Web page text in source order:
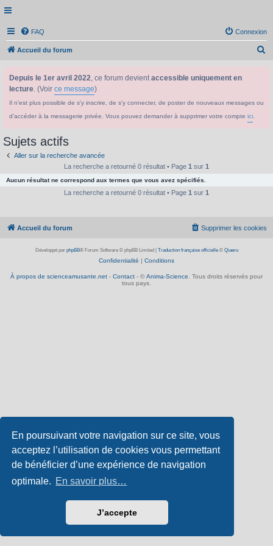
En poursuivant votre navigation sur ce site, vous
acceptez l’utilisation de cookies vous permettant
de bénéficier d’une expérience de navigation
optimale. En savoir plus…
J’accepte
FAQ Connexion
Accueil du forum
Depuis le 1er avril 2022, ce forum devientaccessible uniquement en
lecture. (Voir ce message)
Il n'est plus possible de s'y inscrire, de s'y connecter, de poster de nouveaux messages ou
d'accéder à la messagerie privée. Vous pouvez demander à supprimer votre compte ici
Sujets actifs
Aller sur la recherche avancée
La recherche a retourné 0 résultat • Page 1 sur 1
Aucun résultat ne correspond aux termes que vous avez spécifiés.
La recherche a retourné 0 résultat • Page 1 sur 1
Accueil du forum Supprimer les cookies
Développé par phpBB® Forum Software © phpBB Limited Traduction française officielle© Qiaeru
Confidentialité | Conditions
À propos de scienceamusante.net - Contact - © Anima-Science. Tous droits réservés pour
tous pays.